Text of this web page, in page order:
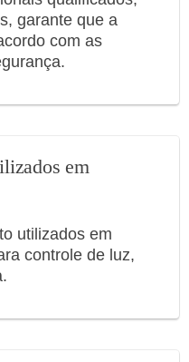
garante que a
com as
em
utilizados em
controle de luz,